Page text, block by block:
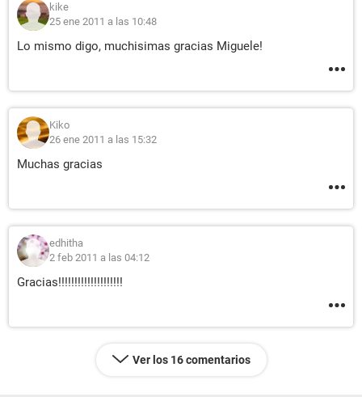
kike
25 ene 2011 a las 10:48
Lo mismo digo, muchisimas gracias Miguele!
Kiko
26 ene 2011 a las 15:32
Muchas gracias
edhitha
2 feb 2011 a las 04:12
Gracias!!!!!!!!!!!!!!!!!!!!
Ver los 16 comentarios